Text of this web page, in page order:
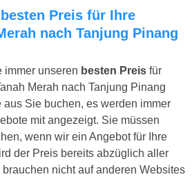
nach Tanjung Pinang
immer unseren besten Preis für
Merah nach Tanjung Pinang
Sie buchen, es werden immer
mit angezeigt. Sie müssen
wenn wir ein Angebot für Ihre
der Preis bereits abzüglich aller
nicht auf anderen Websites